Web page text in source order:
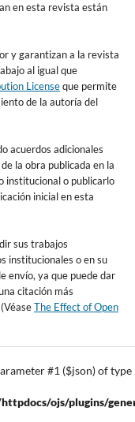
en esta revista están
y garantizan a la revista
al igual que
Licenseque permite
de la autoría del
acuerdos adicionales
la obra publicada en la
institucional o publicarlo
inicial en esta
sus trabajos
institucionales o en su
envío, ya que puede dar
citación más
The Effect of Open
#1 ($json) of type
ojs/plugins/